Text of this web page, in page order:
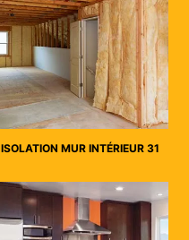
ISOLATION MUR INTÉRIEUR 31